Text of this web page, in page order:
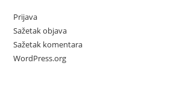
Prijava
Sažetak objava
Sažetak komentara
WordPress.org